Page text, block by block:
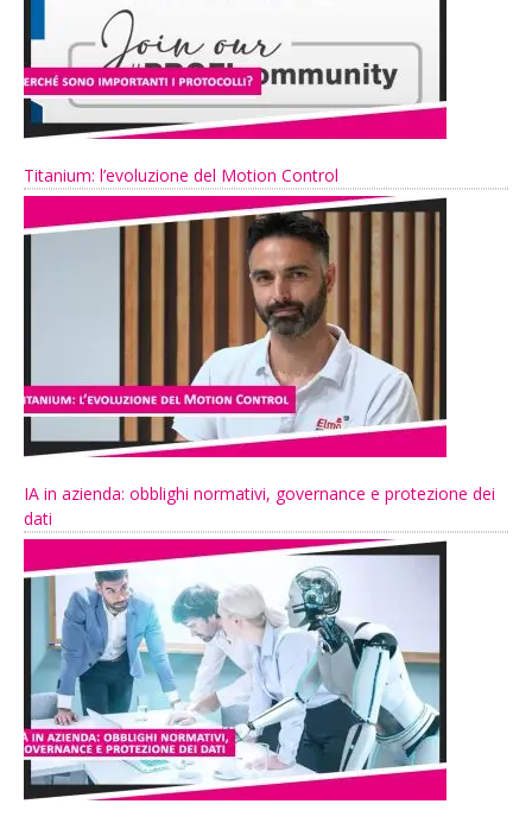
Titanium: l’evoluzione del Motion Control
IA in azienda: obblighi normativi, governance e protezione dei
dati